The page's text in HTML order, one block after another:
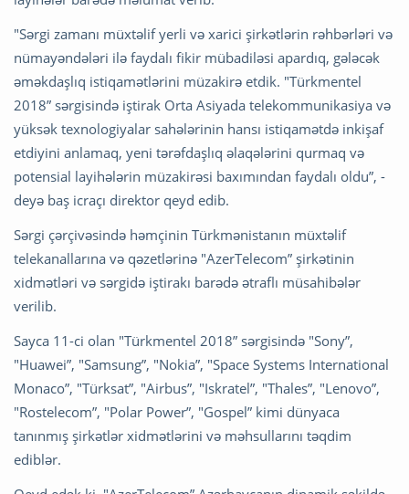
"Sərgi zamanı müxtəlif yerli və xarici şirkətlərin rəhbərləri və
nümayəndələri ilə faydalı fikir mübadiləsi apardıq, gələcək
əməkdaşlıq istiqamətlərini müzakirə etdik. "Türkmentel
2018” sərgisində iştirak Orta Asiyada telekommunikasiya və
yüksək texnologiyalar sahələrinin hansı istiqamətdə inkişaf
etdiyini anlamaq, yeni tərəfdaşlıq əlaqələrini qurmaq və
potensial layihələrin müzakirəsi baxımından faydalı oldu”, -
deyə baş icraçı direktor qeyd edib.
Sərgi çərçivəsində həmçinin Türkmənistanın müxtəlif
telekanallarına və qəzetlərinə "AzerTelecom” şirkətinin
xidmətləri və sərgidə iştirakı barədə ətraflı müsahibələr
verilib.
Sayca 11-ci olan "Türkmentel 2018” sərgisində "Sony”,
"Huawei”, "Samsung”, "Nokia”, "Space Systems International
Monaco”, "Türksat”, "Airbus”, "Iskratel”, "Thales”, "Lenovo”,
"Rostelecom”, "Polar Power”, "Gospel” kimi dünyaca
tanınmış şirkətlər xidmətlərini və məhsullarını təqdim
ediblər.